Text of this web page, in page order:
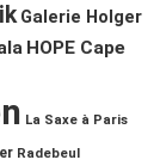
Galerie Holger
HOPE Cape
La Saxe à Paris
Radebeul